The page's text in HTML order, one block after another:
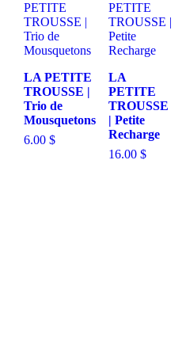
LA PETITE
TROUSSE |
Trio de
Mousquetons
6.00 $
LA
PETITE
TROUSSE
| Petite
Recharge
16.00 $